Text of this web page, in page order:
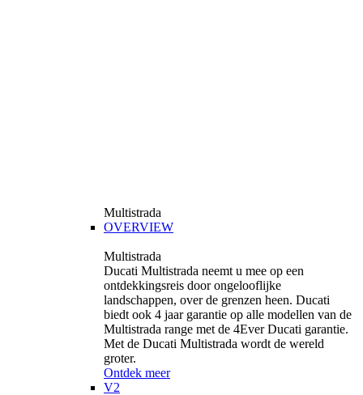
Multistrada
OVERVIEW
Multistrada
Ducati Multistrada neemt u mee op een
ontdekkingsreis door ongelooflijke
landschappen, over de grenzen heen. Ducati
biedt ook 4 jaar garantie op alle modellen van de
Multistrada range met de 4Ever Ducati garantie.
Met de Ducati Multistrada wordt de wereld
groter.
Ontdek meer
V2